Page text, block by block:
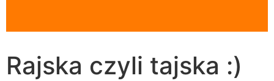
Rajska czyli tajska :)